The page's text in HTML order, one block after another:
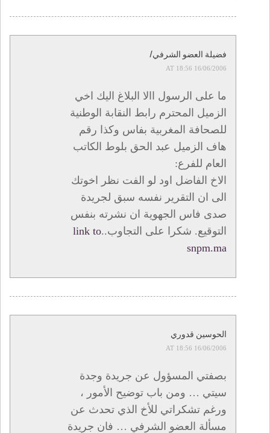
فضيلة العضو الشرفي/
16/06/2006 AT 18:56
ما على الرسول االا البلاغ اليك اخي
الزميل المحترم رابط النقابة الوطنية
للصحافة المغربية بفاس وكذا رقم
هاف الزميل عبد الحق بلوط الكاتب
العام للفرع:
الاخ الفاضل اود لو الفت نظر اخوتك
الى ان التقرير نفسه سبق لجريدة
صدى فاس الجهوية ان نشرته بنفس
التوقيع. شكرا على التجاوب..link to
snpm.ma
الحوسين قدوري
16/06/2006 AT 18:56
بصفتي المسؤول عن جريدة وجدة
سيتي … ومن باب توضيح الأمور ،
ورغم تشكراتي للأخ الذي تحدث عن
مسألة العضو الشرفي … فان جريدة